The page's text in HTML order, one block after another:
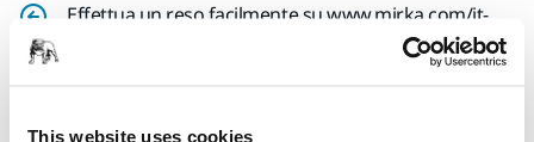
This website uses cookies
Effettua un reso facilmente su www.mirka.com/it-